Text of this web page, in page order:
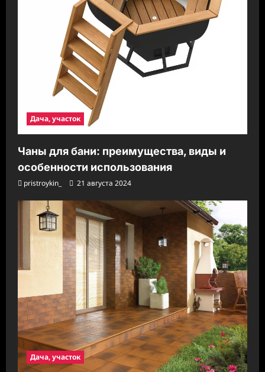
Дача, участок
Чаны для бани: преимущества, виды и
особенности использования
pristroykin_ 21 августа 2024
Дача, участок